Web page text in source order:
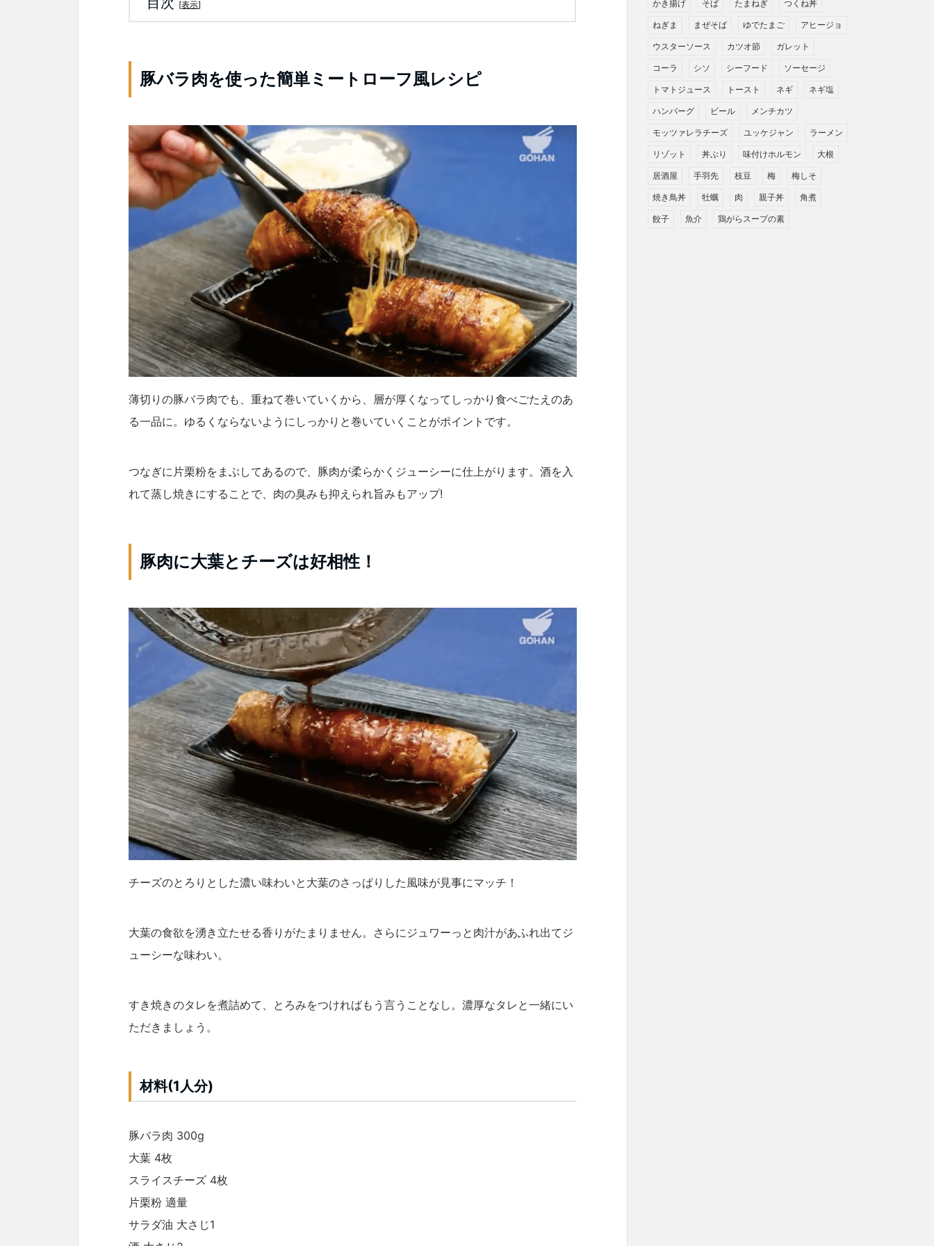
[表示]
豚バラ肉を使った簡単ミートローフ風レシピ
薄切りの豚バラ肉でも、重ねて巻いていくから、層が厚くなってしっかり食べごたえのあ
る一品に。ゆるくならないようにしっかりと巻いていくことがポイントです。
つなぎに片栗粉をまぶしてあるので、豚肉が柔らかくジューシーに仕上がります。酒を入
れて蒸し焼きにすることで、肉の臭みも抑えられ旨みもアップ!
豚肉に大葉とチーズは好相性！
チーズのとろりとした濃い味わいと大葉のさっぱりした風味が見事にマッチ！
大葉の食欲を湧き立たせる香りがたまりません。さらにジュワーっと肉汁があふれ出てジ
ューシーな味わい。
すき焼きのタレを煮詰めて、とろみをつければもう言うことなし。濃厚なタレと一緒にい
ただきましょう。
材料(1人分)
豚バラ肉 300g
大葉 4枚
スライスチーズ 4枚
片栗粉 適量
サラダ油 大さじ1
かき揚げ そば たまねぎ つくね丼
ねぎま まぜそば ゆでたまご アヒージョ
ウスターソース カツオ節 ガレット
コーラ シソ シーフード ソーセージ
トマトジュース トースト ネギ ネギ塩
ハンバーグ ビール メンチカツ
モッツァレラチーズ ユッケジャン ラーメン
リゾット 丼ぶり 味付けホルモン 大根
居酒屋 手羽先 枝豆 梅 梅しそ
焼き鳥丼 牡蠣 肉 親子丼 角煮
餃子 魚介 鶏がらスープの素